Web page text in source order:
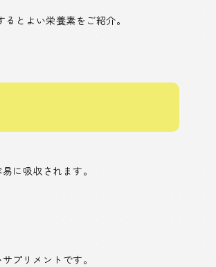
とよい栄養素をご紹介。
に吸収されます。
プリメントです。